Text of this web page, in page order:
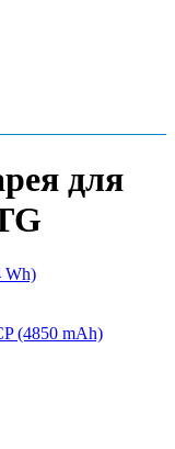
для
Wh)
(4850 mAh)